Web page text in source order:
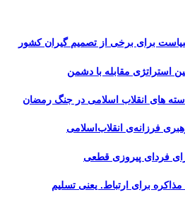
برای برخی از تصمیم گیران کشور
استراتژی مقابله با دشمن
های انقلاب اسلامی در جنگ رمضان
فرزانه‌ی انقلاب‌اسلامی
فردای پیروزی قطعی
برای ارتباط. یعنی تسلیم